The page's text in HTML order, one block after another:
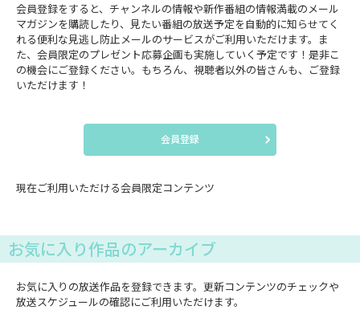
会員登録をすると、チャンネルの情報や新作番組の情報満載のメール
マガジンを購読したり、見たい番組の放送予定を自動的に知らせてく
れる便利な見逃し防止メールのサービスがご利用いただけます。ま
た、会員限定のプレゼント応募企画も実施していく予定です！是非こ
の機会にご登録ください。もちろん、視聴者以外の皆さんも、ご登録
いただけます！
会員登録
現在ご利用いただける会員限定コンテンツ
お気に入り作品のアーカイブ
お気に入りの放送作品を登録できます。更新コンテンツのチェックや
放送スケジュールの確認にご利用いただけます。